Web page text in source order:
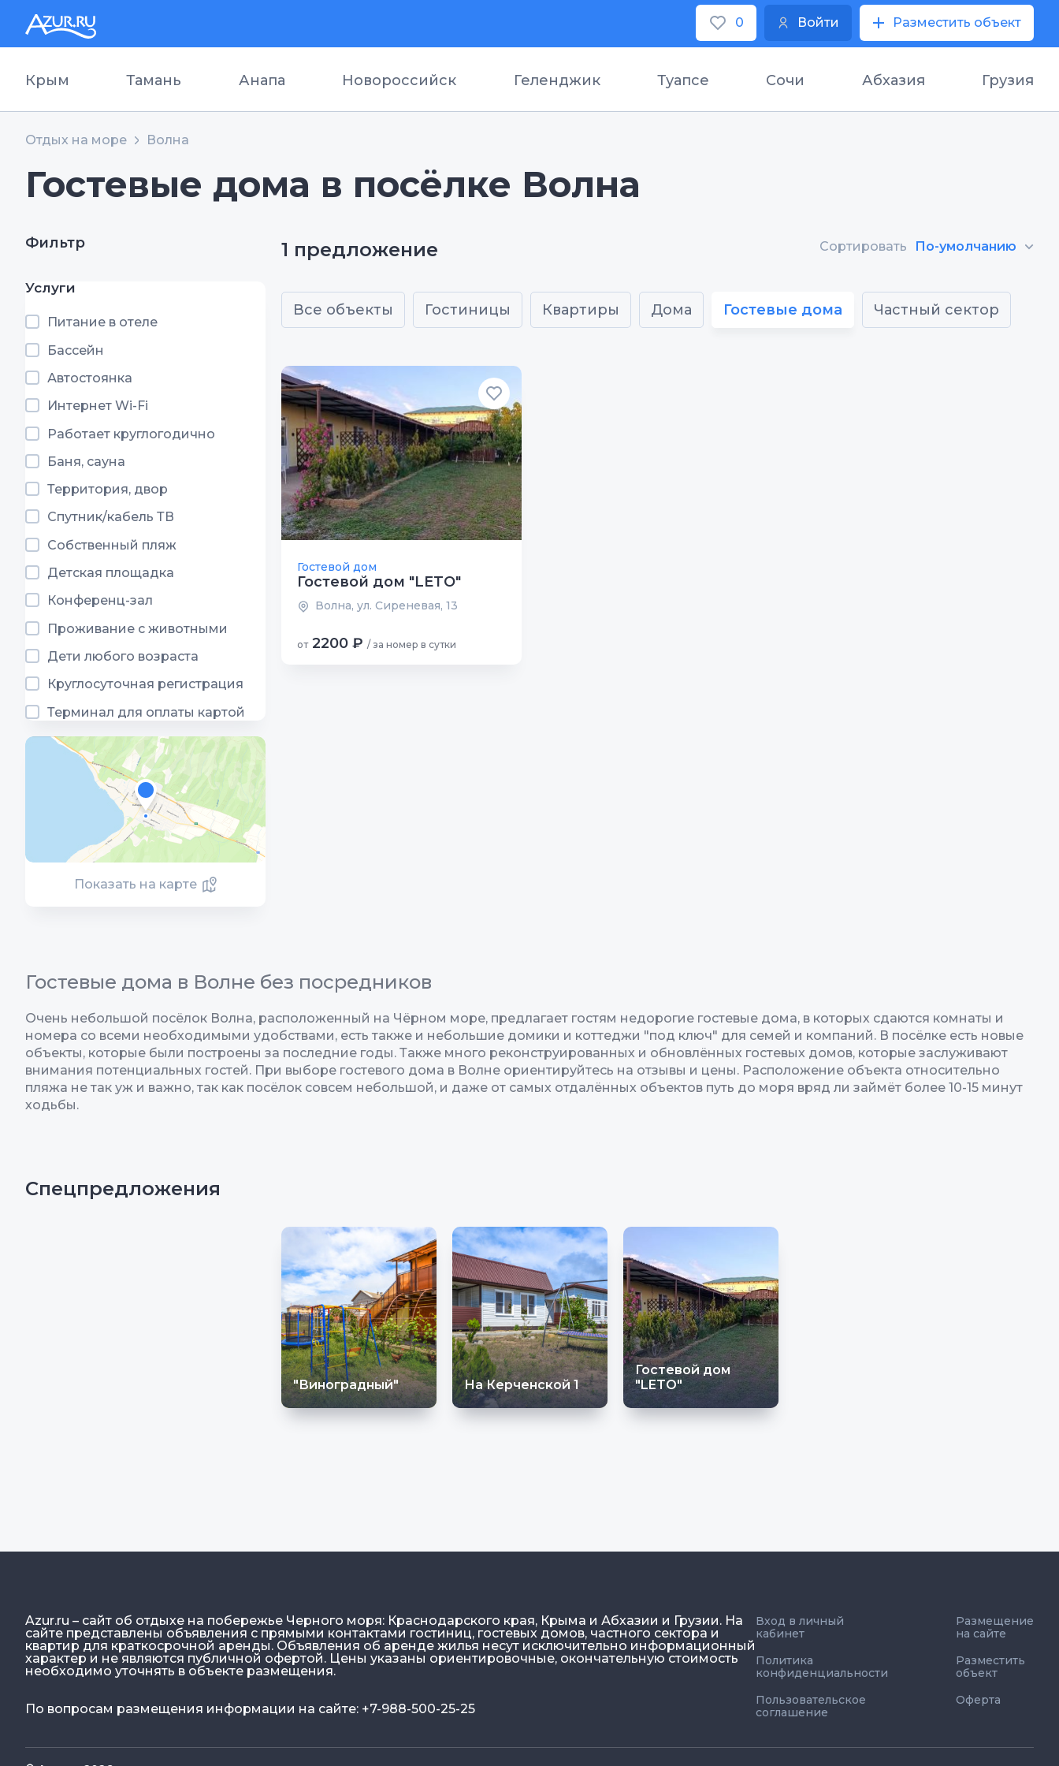
0 Войти Разместить объект
Крым Тамань Анапа Новороссийск Геленджик Туапсе Сочи Абхазия Грузия
Отдых на море Волна
Гостевые дома в посёлке Волна
Фильтр
Услуги
Питание в отеле
Бассейн
Автостоянка
Интернет Wi-Fi
Работает круглогодично
Баня, сауна
Территория, двор
Спутник/кабель ТВ
Собственный пляж
Детская площадка
Конференц-зал
Проживание с животными
Дети любого возраста
Круглосуточная регистрация
Терминал для оплаты картой
Показать на карте
1 предложение Сортировать По-умолчанию
Все объекты Гостиницы Квартиры Дома Гостевые дома Частный сектор
Гостевой дом
Гостевой дом "LETO"
Волна, ул. Сиреневая, 13
от 2200 ₽ / за номер в сутки
Гостевые дома в Волне без посредников
Очень небольшой посёлок Волна, расположенный на Чёрном море, предлагает гостям недорогие гостевые дома, в которых сдаются комнаты и
номера со всеми необходимыми удобствами, есть также и небольшие домики и коттеджи "под ключ" для семей и компаний. В посёлке есть новые
объекты, которые были построены за последние годы. Также много реконструированных и обновлённых гостевых домов, которые заслуживают
внимания потенциальных гостей. При выборе гостевого дома в Волне ориентируйтесь на отзывы и цены. Расположение объекта относительно
пляжа не так уж и важно, так как посёлок совсем небольшой, и даже от самых отдалённых объектов путь до моря вряд ли займёт более 10-15 минут
ходьбы.
Спецпредложения
"Виноградный" На Керченской 1
Гостевой дом
"LETO"
Azur.ru – сайт об отдыхе на побережье Черного моря: Краснодарского края, Крыма и Абхазии и Грузии. На
сайте представлены объявления с прямыми контактами гостиниц, гостевых домов, частного сектора и
квартир для краткосрочной аренды. Объявления об аренде жилья несут исключительно информационный
характер и не являются публичной офертой. Цены указаны ориентировочные, окончательную стоимость
необходимо уточнять в объекте размещения.
По вопросам размещения информации на сайте: +7-988-500-25-25
Вход в личный
кабинет
Политика
конфиденциальности
Пользовательское
соглашение
Размещение
на сайте
Разместить
объект
Оферта